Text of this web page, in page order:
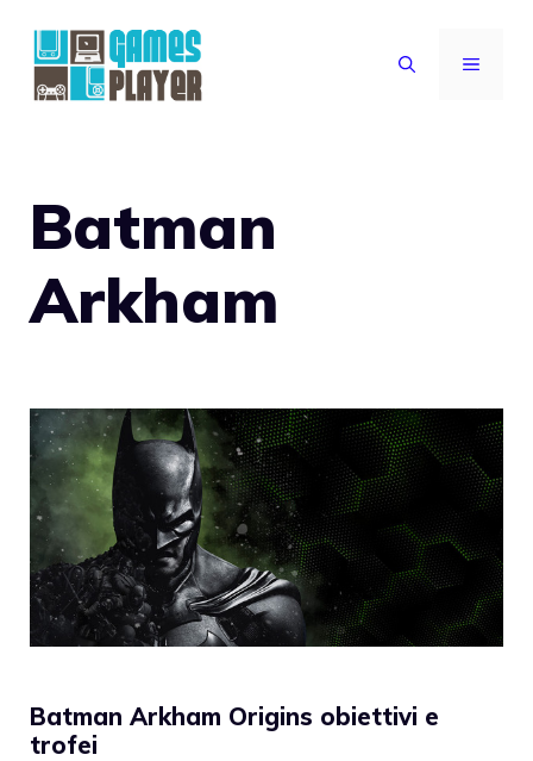
contenuto
MENU
Batman
Arkham
Batman Arkham Origins obiettivi e
trofei